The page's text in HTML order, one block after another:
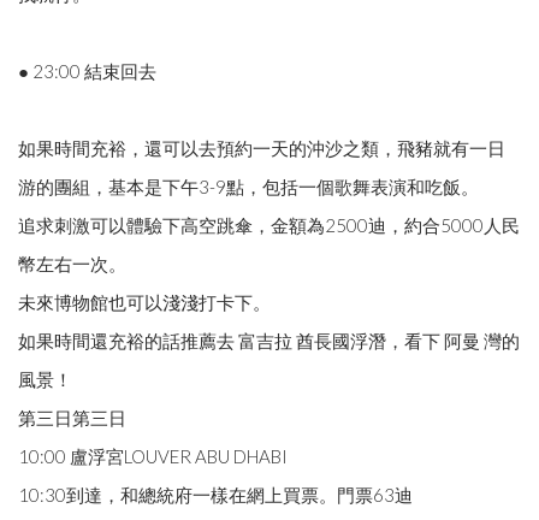
● 23:00 結束回去
如果時間充裕，還可以去預約一天的沖沙之類，飛豬就有一日
游的團組，基本是下午3-9點，包括一個歌舞表演和吃飯。
追求刺激可以體驗下高空跳傘，金額為2500迪，約合5000人民
幣左右一次。
未來博物館也可以淺淺打卡下。
如果時間還充裕的話推薦去 富吉拉 酋長國浮潛，看下 阿曼 灣的
風景！
第三日第三日
10:00 盧浮宮LOUVER ABU DHABI
10:30到達，和總統府一樣在網上買票。門票63迪